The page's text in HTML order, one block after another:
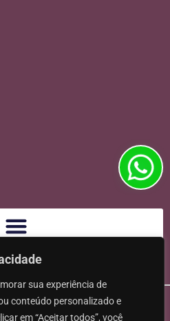
sua experiência de
conteúdo personalizado e
em “Aceitar todos”, você